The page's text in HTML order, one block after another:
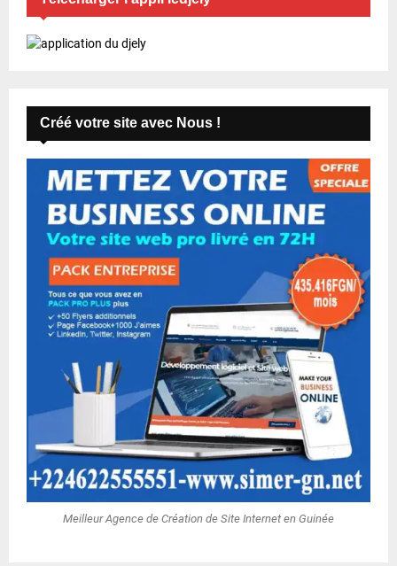
Créé votre site avec Nous !
Meilleur Agence de Création de Site Internet en Guinée